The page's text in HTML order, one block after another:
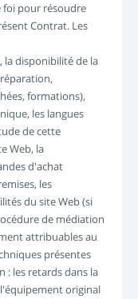
foi pour résoudre
Contrat. Les
disponibilité de la
formations),
les langues
de cette
Web, la
d'achat
les
du site Web (si
de médiation
attribuables au
présentes
: les retards dans la
original